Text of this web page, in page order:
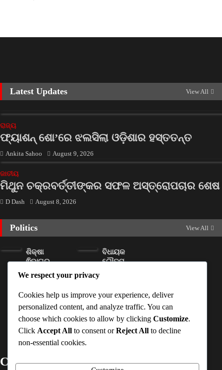
Latest Updates View All
ରାଜ୍ୟ
ଫ୍ୟାଶନ୍‌ ଶୋ’ରେ ଝଲସିଲା ଓଡ଼ିଶାର ହସ୍ତତନ୍ତ
Ankita Sahoo August 9, 2026
ଜାତୀୟ
ମିଥୁନ ଚକ୍ରବର୍ତ୍ତୀଙ୍କର ସଫଳ ଅସ୍ତ୍ରୋପଚାର ଶେଷ
D Dash August 8, 2026
Politics View All
ଶିକ୍ଷା
ଵିଭାଗର
ନଜରରେ
ଜଣେ ଶିକ୍ଷକ
ସ୍କୁଲ
ବିଧାୟକ
ଗୌତମ
ସରପଞ୍ଚ
Contact Details
We respect your privacy
Cookies help us improve your experience, deliver
personalized content, and analyze traffic. You can
choose which cookies to allow by clicking Customize.
Click Accept All to consent orReject All to decline
non-essential cookies.